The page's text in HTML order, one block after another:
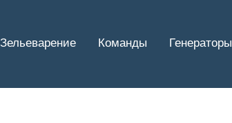
Зельеварение Команды Генераторы